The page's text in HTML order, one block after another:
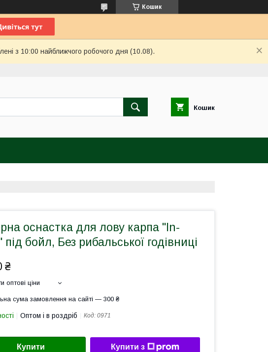
Кошик
з 10:00 найближчого робочого дня (10.08).
Кошик
оснастка для лову карпа "In-
під бойл, Без рибальської годівниці
₴
оптові ціни
сума замовлення на сайті — 300 ₴
Оптом і в роздріб Код: 0971
Купити Купити з